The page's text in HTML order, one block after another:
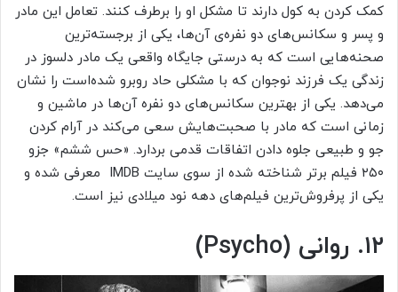
کمک کردن به کول دارند تا مشکل او را برطرف کنند. تعامل این مادر
و پسر و سکانس‌های دو نفره‌ی آن‌ها، یکی از برجسته‌ترین
صحنه‌هایی است که به درستی جایگاه واقعی یک مادر دلسوز در
زندگی یک فرزند نوجوان که با مشکلی حاد روبرو شده‌است را نشان
می‌دهد. یکی از بهترین سکانس‌های دو نفره آن‌ها در ماشین و
زمانی است که مادر با صحبت‌هایش سعی می‌کند در آرام کردن
جو و طبیعی جلوه دادن اتفاقات قدمی بردارد. «حس ششم» جزو
۲۵۰ فیلم برتر شناخته شده از سوی سایت IMDB معرفی شده و
یکی از پرفروش‌ترین فیلم‌های دهه نود میلادی نیز است.
۱۲. روانی (Psycho)